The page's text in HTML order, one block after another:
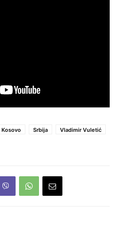
Kosovo Srbija
Vladimir Vuletić